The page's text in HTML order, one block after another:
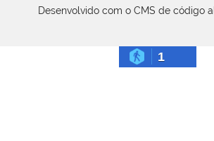
Desenvolvido com o CMS de código
1